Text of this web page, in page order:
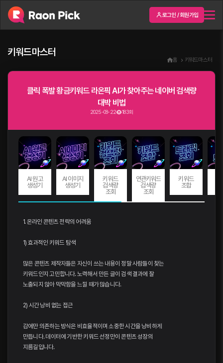
로그인 / 회원가입
키워드마스터
홈 키워드마스터
클릭 폭발 황금키워드 라온픽 AI가 찾아주는 네이버 검색량
대박 비법
2025-08-22 183회
AI 원고
생성기
AI 이미지
생성기
키워드
검색량
조회
연관키워드
검색량
조회
키워드
조합
1. 온라인 콘텐츠 전략의 어려움
1) 효과적인 키워드 탐색
많은 콘텐츠 제작자들은 자신이 쓰는 내용이 정말 사람들이 찾는
키워드인지 고민합니다. 노력해서 만든 글이 검색 결과에 잘
노출되지 않아 막막함을 느낄 때가 많습니다.
2) 시간 낭비 없는 접근
감에만 의존하는 방식은 비효율적이며 소중한 시간을 낭비하게
만듭니다. 데이터에 기반한 키워드 선정만이 콘텐츠 성장의
지름길입니다.